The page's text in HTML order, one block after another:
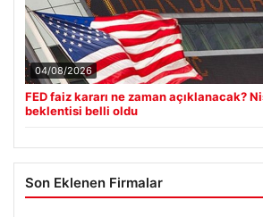
04/08/2026
FED faiz kararı ne zaman açıklanacak?
beklentisi belli oldu
Son Eklenen Firmalar